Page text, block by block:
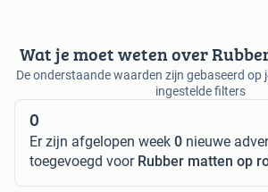
Wat je moet weten over
De onderstaande waarden zijn gebaseerd op
ingestelde filters
0
Er zijn afgelopen week 0 nieuwe
toegevoegd voor Rubber matten op